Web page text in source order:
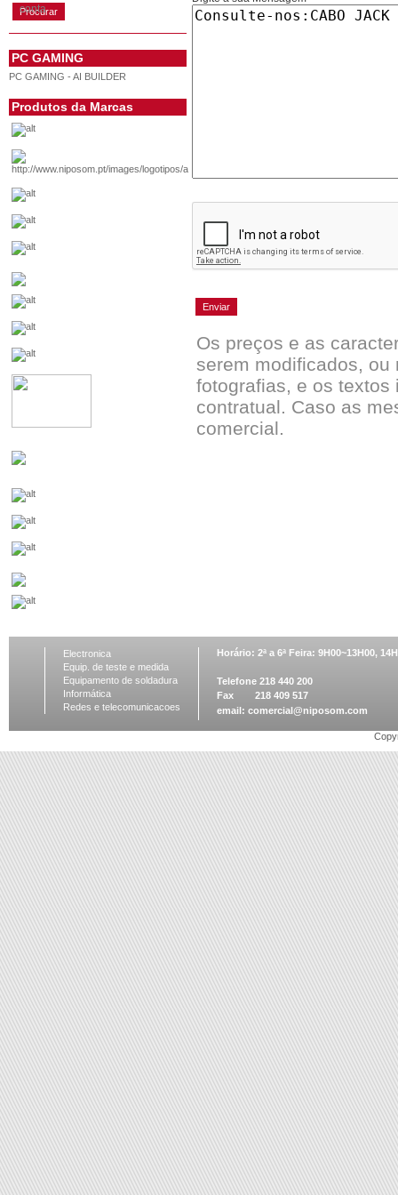
conta
PC GAMING
PC GAMING - AI BUILDER
Produtos da Marcas
Os preços e as
serem modificados, ou
fotografias, e os
contratual. Caso as
comercial.
Electronica
Equip. de teste e medida
Equipamento de soldadura
Informática
Redes e telecomunicacoes
Horário: 2ª a 6ª Feira: 9H00~13H00,
Telefone 218 440 200
Fax 218 409 517
email: comercial@niposom.com